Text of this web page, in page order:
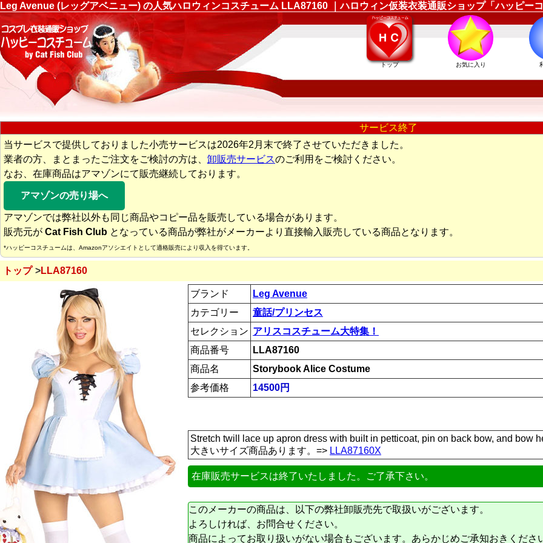
Leg Avenue (レッグアベニュー) の人気ハロウィンコスチューム LLA87160 ｜ハロウィン仮装衣装通販ショップ「ハッピーコ
トップ お気に入り
サービス終了
当サービスで提供しておりました小売サービスは2026年2月末で終了させていただきました。
業者の方、まとまったご注文をご検討の方は、 卸販売サービスのご利用をご検討ください。
なお、在庫商品はアマゾンにて販売継続しております。
アマゾンの売り場へ
アマゾンでは弊社以外も同じ商品やコピー品を販売している場合があります。
販売元が Cat Fish Club となっている商品が弊社がメーカーより直接輸入販売している商品となります。
*ハッピーコスチュームは、Amazonアソシエイトとして適格販売により収入を得ています。
トップ LLA87160
ブランド
Leg Avenue
カテゴリー
童話/プリンセス
セレクション アリスコスチューム大特集！
商品番号
LLA87160
商品名
Storybook Alice Costume
参考価格
14500円
Stretch twill lace up apron dress with built in petticoat, pin on back bow, and bow
大きいサイズ商品あります。=> LLA87160X
在庫販売サービスは終了いたしました。ご了承下さい。
このメーカーの商品は、以下の弊社卸販売先で取扱いがございます。
よろしければ、お問合せください。
商品によってお取り扱いがない場合もございます。あらかじめご承知おきくださ